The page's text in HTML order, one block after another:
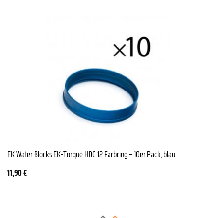
EK Water Blocks EK-Torque HDC 12 Farbring – 10er Pack, blau
11,90€